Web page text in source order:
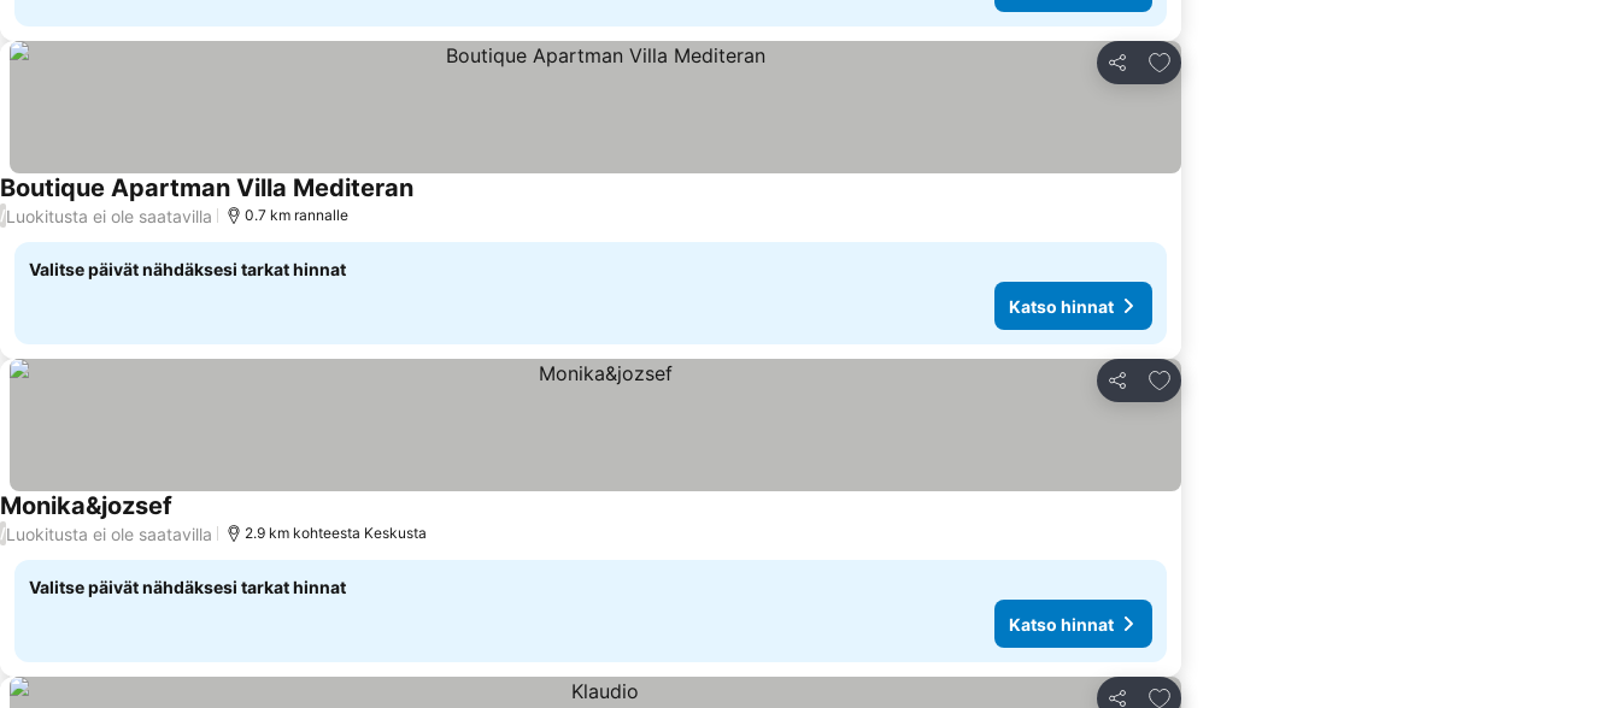
Jaa
Lisää suosikkeihin
Boutique Apartman Villa MediteranKatso hinnat
/Luokitusta ei ole saatavilla 0.7 km rannalle
Valitse päivät nähdäksesi tarkat hinnat
Katso hinnat
Jaa
Lisää suosikkeihin
Monika&jozsef Katso hinnat
/Luokitusta ei ole saatavilla 2.9 km kohteesta Keskusta
Valitse päivät nähdäksesi tarkat hinnat
Katso hinnat
Lisää suosikkeihin